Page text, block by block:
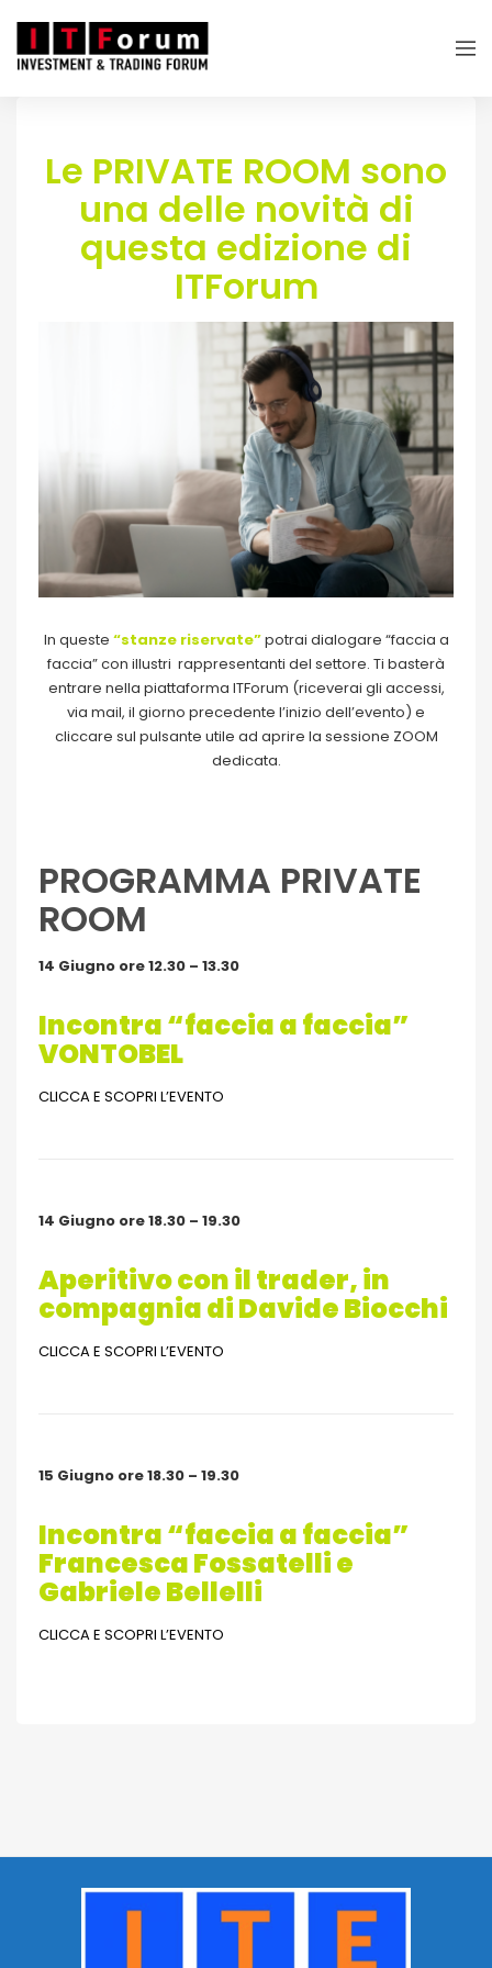
Le PRIVATE ROOM sono
una delle novità di
questa edizione di
ITForum
In queste “stanze riservate”potrai dialogare “faccia a
faccia” con illustri rappresentanti del settore. Ti basterà
entrare nella piattaforma ITForum (riceverai gli accessi,
via mail, il giorno precedente l’inizio dell’evento) e
cliccare sul pulsante utile ad aprire la sessione ZOOM
dedicata.
PROGRAMMA PRIVATE
ROOM
14 Giugno ore 12.30 – 13.30
Incontra “faccia a faccia”
VONTOBEL
CLICCA E SCOPRI L’EVENTO
14 Giugno ore 18.30 – 19.30
Aperitivo con il trader, in
compagnia di Davide Biocchi
CLICCA E SCOPRI L’EVENTO
15 Giugno ore 18.30 – 19.30
Incontra “faccia a faccia”
Francesca Fossatelli e
Gabriele Bellelli
CLICCA E SCOPRI L’EVENTO